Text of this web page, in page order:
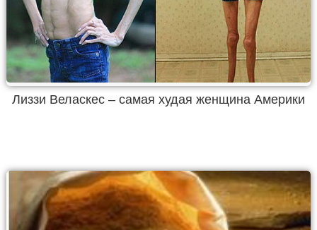
Лиззи Веласкес – самая худая женщина Америки